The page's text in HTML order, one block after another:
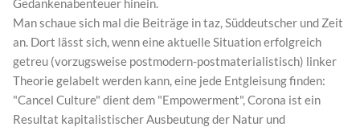
Gedankenabenteuer hinein.
Man schaue sich mal die Beiträge in taz, Süddeutscher und Zeit
an. Dort lässt sich, wenn eine aktuelle Situation erfolgreich
getreu (vorzugsweise postmodern-postmaterialistisch) linker
Theorie gelabelt werden kann, eine jede Entgleisung finden:
"Cancel Culture" dient dem "Empowerment", Corona ist ein
Resultat kapitalistischer Ausbeutung der Natur und